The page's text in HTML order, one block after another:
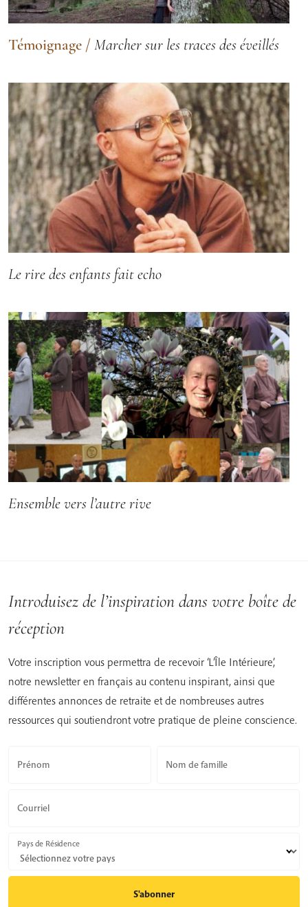
Témoignage / Marcher sur les traces des éveillés
Le rire des enfants fait echo
Ensemble vers l’autre rive
Introduisez de l’inspiration dans votre boîte de
réception
Votre inscription vous permettra de recevoir ‘L’Île Intérieure’,
notre newsletter en français au contenu inspirant, ainsi que
différentes annonces de retraite et de nombreuses autres
ressources qui soutiendront votre pratique de pleine conscience.
Prénom Nom de famille
Courriel
Pays de Résidence